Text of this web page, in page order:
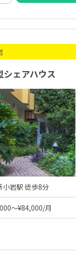
シェアハウス
小岩駅 徒歩8分
～¥84,000/月